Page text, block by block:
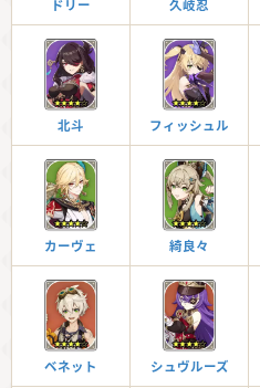
ドリー 久岐忍
北斗 フィッシュル
カーヴェ 綺良々
ベネット シュヴルーズ